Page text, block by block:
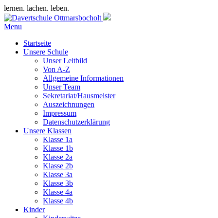
lernen. lachen. leben.
Menu
Startseite
Unsere Schule
Unser Leitbild
Von A-Z
Allgemeine Informationen
Unser Team
Sekretariat/Hausmeister
Auszeichnungen
Impressum
Datenschutzerklärung
Unsere Klassen
Klasse 1a
Klasse 1b
Klasse 2a
Klasse 2b
Klasse 3a
Klasse 3b
Klasse 4a
Klasse 4b
Kinder